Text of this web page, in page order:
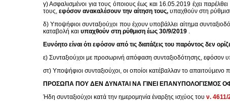
γ) Ασφαλισμένοι για τους όποιους έως και 16.05.2019 έχει
τους, εφόσον ανακαλέσουν την αίτηση τους, υπαχθούν στη
δ) Υποψήφιοι συνταξιούχοι που έχουν υποβάλλει αίτημα
καταβολή και υπαχθούν στη ρύθμιση έως 30/9/2019 .
Ευνόητο είναι ότι εφόσον από τις διατάξεις του παρόντος δεν
ε) Συνταξιούχοι με προσωρινή απόφαση συνταξιοδότησης,
στ) Υποψήφιοι συνταξιούχοι, οι οποίοι κατέβαλλαν το
ΠΡΟΣΩΠΑ ΠΟΥ ΔΕΝ ΔΥΝΑΤΑΙ ΝΑ ΓΙΝΕΙ ΕΠΑΝΥΠΟΛΟΓΙΣΜΟΣ
Ήδη συνταξιούχοι κατά την ημερομηνία έναρξης ισχύος του ν. 4611/